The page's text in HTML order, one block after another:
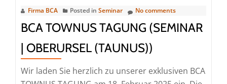
BCA
Presse-
Dialog
|
Firma BCA Posted in Seminar No comments
BCA TOWNUS TAGUNG (SEMINAR
| OBERURSEL (TAUNUS))
Wir laden Sie herzlich zu unserer exklusiven BCA